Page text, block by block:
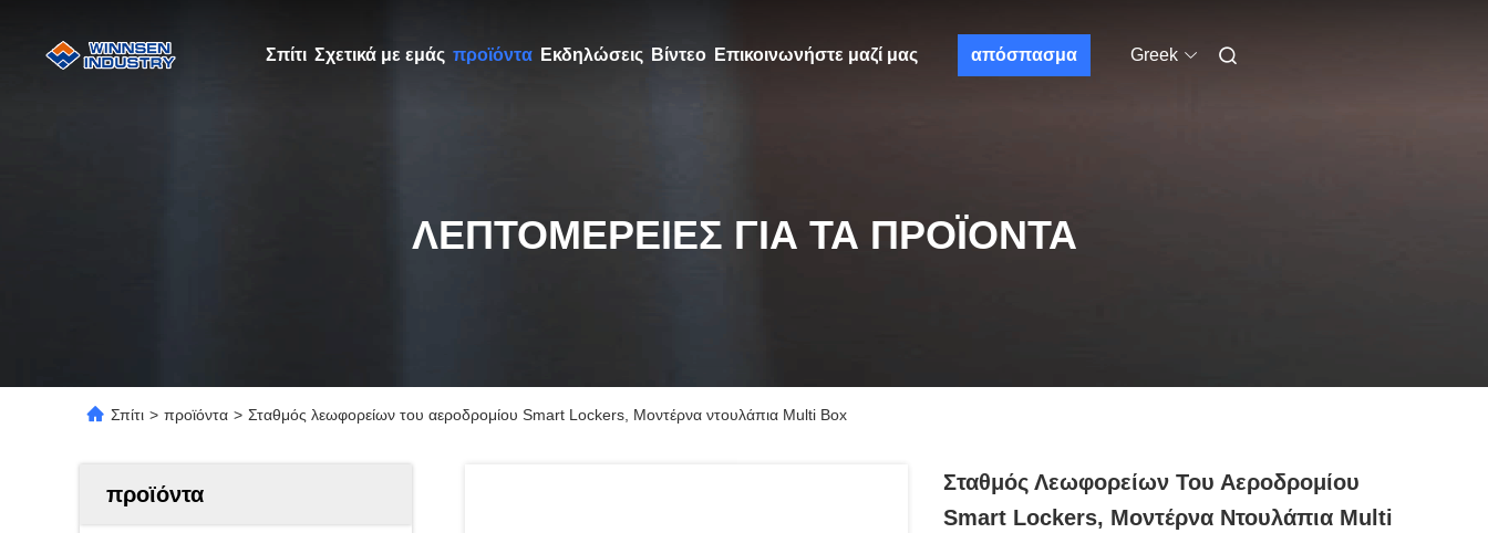
Σπίτι Σχετικά με εμάς προϊόντα Εκδηλώσεις Βίντεο Επικοινωνήστε μαζί μας απόσπασμα Greek
ΛΕΠΤΟΜΈΡΕΙΕΣ ΓΙΑ ΤΑ ΠΡΟΪΌΝΤΑ
Σπίτι > προϊόντα > Σταθμός λεωφορείων του αεροδρομίου Smart Lockers, Μοντέρνα ντουλάπια Multi Box
προϊόντα
Σταθμός Λεωφορείων Του Αεροδρομίου
Smart Lockers, Μοντέρνα Ντουλάπια Multi